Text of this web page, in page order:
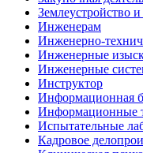
Землеустройство и
Инженерам
Инженерно-
Инженерные
Инженерные
Инструктор
Информационная
Информационные
Испытательные
Кадровое